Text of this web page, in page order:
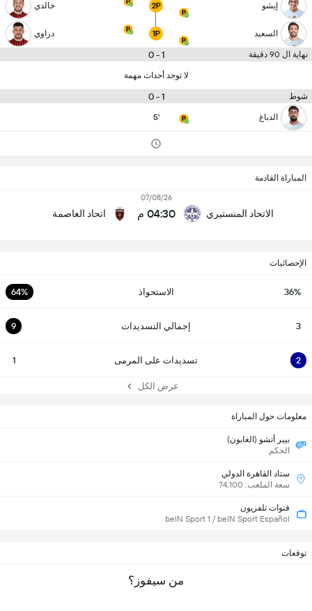
إيشو 2P خالدي
السعيد 1P دراوي
نهاية ال 90 دقيقة 1 - 0
لا توجد أحداث مهمة
شوط 1 - 0
الدباغ 5'
المباراة القادمة
الاتحاد المنستيري
07/08/26
04:30 م اتحاد العاصمة
الإحصائيات
36% الاستحواذ 64%
3 إجمالي التسديدات 9
2 تسديدات على المرمى 1
عرض الكل
معلومات حول المباراة
بيير أتشو (الغابون)
الحكم
ستاد القاهرة الدولي
سعة الملعب: 74,100
قنوات تلفزيون
beIN Sport 1 / beIN Sport Español
توقعات
من سيفوز؟